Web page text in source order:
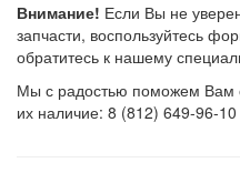
Внимание! Если Вы не
запчасти, воспользуйтесь
обратитесь к нашему
Мы с радостью поможем Вам
их наличие: 8 (812) 649-96-10